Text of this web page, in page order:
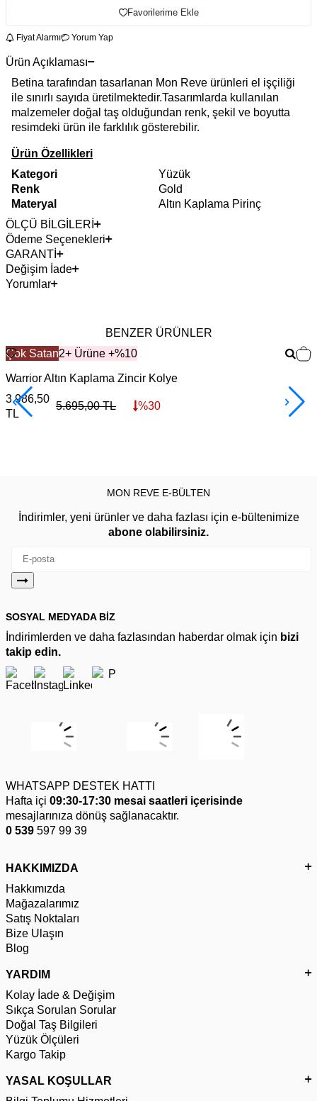
Favorilerime Ekle
Fiyat Alarmı Yorum Yap
Ürün Açıklaması
Betina tarafından tasarlanan Mon Reve ürünleri el işçiliği
ile sınırlı sayıda üretilmektedir.Tasarımlarda kullanılan
malzemeler doğal taş olduğundan renk, şekil ve boyutta
resimdeki ürün ile farklılık gösterebilir.
Ürün Özellikleri
Kategori
Yüzük
Renk
Gold
Materyal
Altın Kaplama Pirinç
ÖLÇÜ BİLGİLERİ
Ödeme Seçenekleri
GARANTİ
Değişim İade
Yorumlar
BENZER ÜRÜNLER
Çok Satan2+ Ürüne +%10
Warrior Altın Kaplama Zincir Kolye
3.986,50
TL
5.695,00TL %30
MON REVE E-BÜLTEN
İndirimler, yeni ürünler ve daha fazlası için e-bültenimize
abone olabilirsiniz.
SOSYAL MEDYADA BİZ
İndirimlerden ve daha fazlasından haberdar olmak için bizi
takip edin.
WHATSAPP DESTEK HATTI
Hafta içi 09:30-17:30 mesai saatleri içerisinde
mesajlarınıza dönüş sağlanacaktır.
0 539 597 99 39
HAKKIMIZDA
Hakkımızda
Mağazalarımız
Satış Noktaları
Bize Ulaşın
Blog
YARDIM
Kolay İade & Değişim
Sıkça Sorulan Sorular
Doğal Taş Bilgileri
Yüzük Ölçüleri
Kargo Takip
YASAL KOŞULLAR